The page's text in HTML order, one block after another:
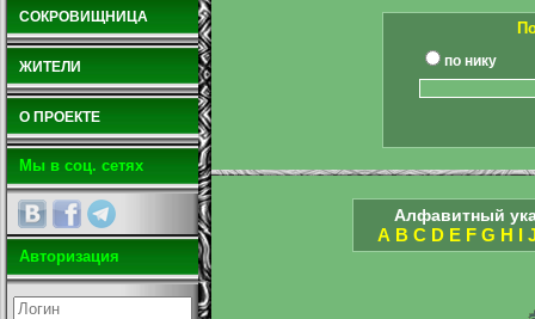
СОКРОВИЩНИЦА
ЖИТЕЛИ
О ПРОЕКТЕ
Мы в соц. сетях
Авторизация
по нику
Алфавитный
A B C D E F G H I